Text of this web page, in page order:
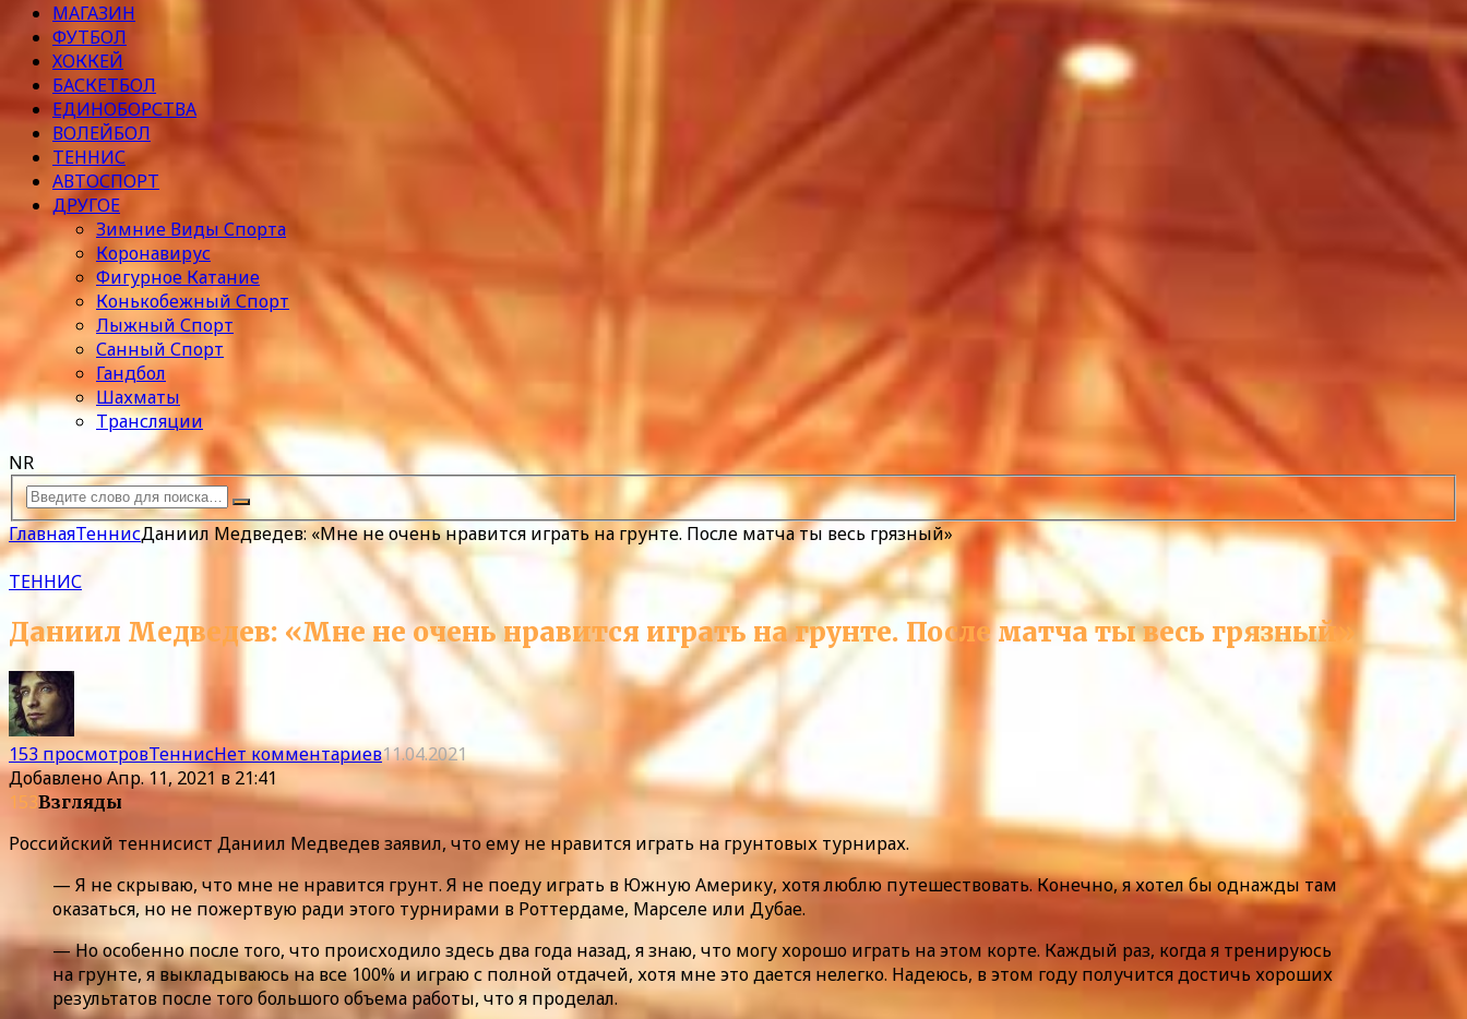
МАГАЗИН
ФУТБОЛ
ХОККЕЙ
БАСКЕТБОЛ
ЕДИНОБОРСТВА
ВОЛЕЙБОЛ
ТЕННИС
АВТОСПОРТ
ДРУГОЕ
Зимние Виды Спорта
Коронавирус
Фигурное Катание
Конькобежный Спорт
Лыжный Спорт
Санный Спорт
Гандбол
Шахматы
Трансляции
NR
ГлавнаяТеннисДаниил Медведев: «Мне не очень нравится играть на грунте. После матча ты весь грязный»
ТЕННИС
Даниил Медведев: «Мне не очень нравится играть на грунте. После матча ты весь грязный»
153 просмотровТеннисНет комментариев11.04.2021
ДобавленоАпр. 11, 2021 в 21:41
153Взгляды
Российский теннисист Даниил Медведев заявил, что ему не нравится играть на грунтовых турнирах.
— Я не скрываю, что мне не нравится грунт. Я не поеду играть в Южную Америку, хотя люблю путешествовать. Конечно, я хотел бы однажды там
оказаться, но не пожертвую ради этого турнирами в Роттердаме, Марселе или Дубае.
— Но особенно после того, что происходило здесь два года назад, я знаю, что могу хорошо играть на этом корте. Каждый раз, когда я тренируюсь
на грунте, я выкладываюсь на все 100% и играю с полной отдачей, хотя мне это дается нелегко. Надеюсь, в этом году получится достичь хороших
результатов после того большого объема работы, что я проделал.